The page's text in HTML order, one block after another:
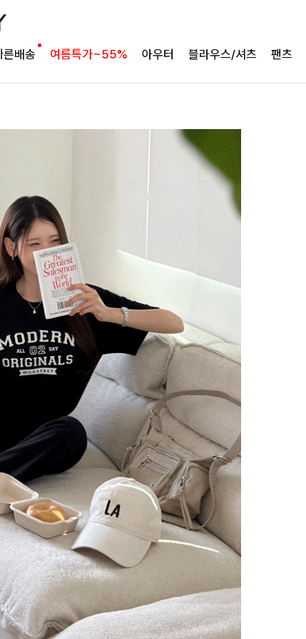
른배송 여름특가~55% 아우터 블라우스/셔츠 팬츠